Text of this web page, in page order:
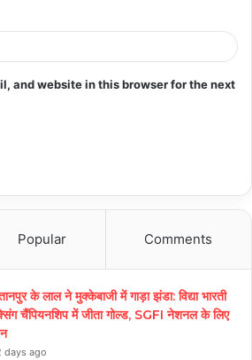
and website in this browser for the next
Popular Comments
के लाल ने मुक्केबाजी में गाड़ा झंडा: विद्या भारती
चैंपियनशिप में जीता गोल्ड, SGFI नेशनल के लिए
days ago